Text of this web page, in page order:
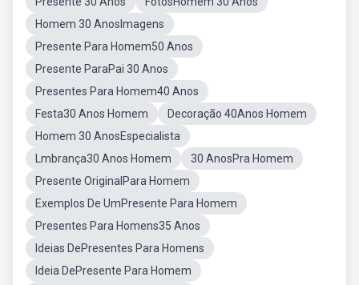
Homem 30 AnosImagens
Presente Para Homem50 Anos
Presente ParaPai 30 Anos
Presentes Para Homem40 Anos
Festa30 Anos Homem
Decoração 40Anos Homem
Homem 30 AnosEspecialista
Lmbrança30 Anos Homem
30 AnosPra Homem
Presente OriginalPara Homem
Exemplos De UmPresente Para Homem
Presentes Para Homens35 Anos
Ideias DePresentes Para Homens
Ideia DePresente Para Homem